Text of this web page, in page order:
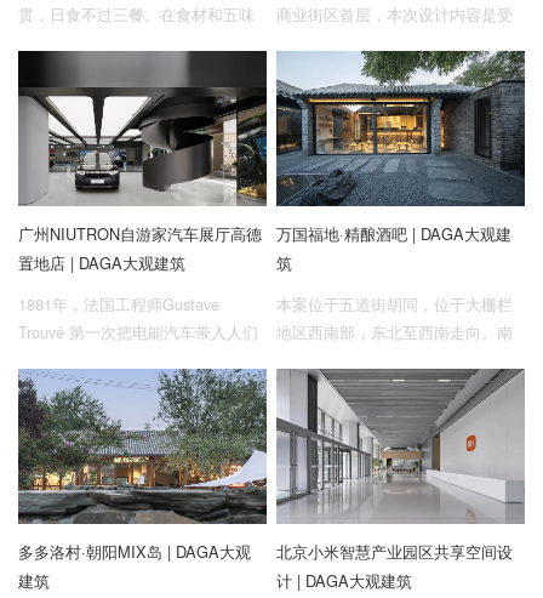
贯，日食不过三餐。在食材和五味
商业街区首层，本次设计内容是受
象。改造对象是一栋两面临街的钢
筋混凝土框架结构的首层商业空
间，以上侧重点，让建筑师将关注
重点放在极简和工业风格类型的设
计上，与自游家携手，重新探索城
市中的新能源力量。
广州NIUTRON自游家汽车展厅高德
置地店 | DAGA大观建筑
1881年，法国工程师Gustave
Trouvé 第一次把电能汽车带入人们
成为跨越欧美各阶层的出行方式。
在现阶段的中国，新能源汽车受众
面已逐步从小群体车友转变为需求
首选。DAGA大观建筑受到
NIUTRON自游家的委托，在广州高
德置地广场设计一处面向街区的汽
车展厅。在业主的推动下，该展厅
不仅需要对品牌用户提供技术支
万国福地·精酿酒吧 | DAGA大观建
筑
本案位于五道街胡同，位于大栅栏
地区西南部，东北至西南走向。南
樱桃斜街、堂子街、韩家胡同的交
会处。此街明代称五道庙，五道庙
建于万历三十五年，明兵部尚书王
象乾称此地为正阳、宣武二门之"龙
脉交通车马辐辏之地"，应以庙镇
之。受业主委托，这次我们希望在
安静的老北京胡同里设计一隅小酒
馆。
多多洛村·朝阳MIX岛 | DAGA大观
建筑
北京小米智慧产业园区共享空间设
计 | DAGA大观建筑